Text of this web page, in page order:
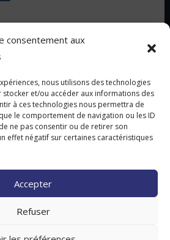
consentement aux
nous utilisons des technologies
et/ou accéder aux informations des
à ces technologies nous permettra de
le comportement de navigation ou les ID
ne pas consentir ou de retirer son
effet négatif sur certaines caractéristiques
Accepter
Refuser
Accueil
A Propos
Ducati
KTM
Actus
Contact